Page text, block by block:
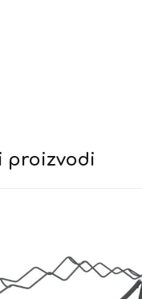
proizvodi